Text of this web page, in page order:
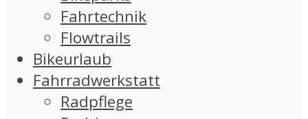
Fahrtechnik
Flowtrails
Bikeurlaub
Fahrradwerkstatt
Radpflege